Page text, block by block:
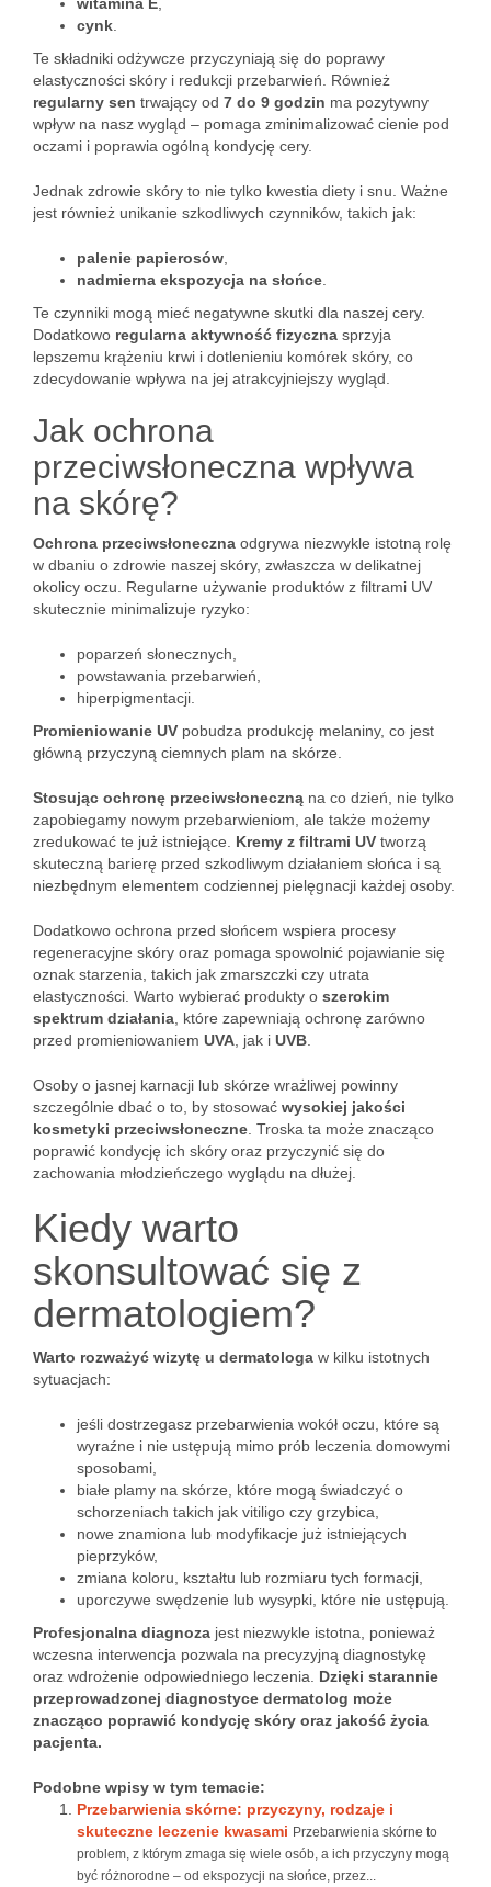
cynk
Te składniki odżywcze przyczyniają się do poprawy
elastyczności skóry i redukcji przebarwień. Również
regularny sen trwający od 7 do 9 godzin ma pozytywny
wpływ na nasz wygląd – pomaga zminimalizować cienie pod
oczami i poprawia ogólną kondycję cery.
Jednak zdrowie skóry to nie tylko kwestia diety i snu. Ważne
jest również unikanie szkodliwych czynników, takich jak:
palenie papierosów
nadmierna ekspozycja na słońce
Te czynniki mogą mieć negatywne skutki dla naszej cery.
Dodatkowo regularna aktywność fizyczna sprzyja
lepszemu krążeniu krwi i dotlenieniu komórek skóry, co
zdecydowanie wpływa na jej atrakcyjniejszy wygląd.
Jak ochrona
przeciwsłoneczna wpływa
na skórę?
Ochrona przeciwsłoneczna odgrywa niezwykle istotną rolę
w dbaniu o zdrowie naszej skóry, zwłaszcza w delikatnej
okolicy oczu. Regularne używanie produktów z filtrami UV
skutecznie minimalizuje ryzyko:
poparzeń słonecznych,
powstawania przebarwień,
hiperpigmentacji.
Promieniowanie UV pobudza produkcję melaniny, co jest
główną przyczyną ciemnych plam na skórze.
Stosując ochronę przeciwsłoneczną na co dzień, nie tylko
zapobiegamy nowym przebarwieniom, ale także możemy
zredukować te już istniejące. Kremy z filtrami UV tworzą
skuteczną barierę przed szkodliwym działaniem słońca i są
niezbędnym elementem codziennej pielęgnacji każdej osoby.
Dodatkowo ochrona przed słońcem wspiera procesy
regeneracyjne skóry oraz pomaga spowolnić pojawianie się
oznak starzenia, takich jak zmarszczki czy utrata
elastyczności. Warto wybierać produkty o szerokim
spektrum działania , które zapewniają ochronę zarówno
przed promieniowaniem UVA , jak i UVB
Osoby o jasnej karnacji lub skórze wrażliwej powinny
szczególnie dbać o to, by stosować wysokiej jakości
kosmetyki przeciwsłoneczne . Troska ta może znacząco
poprawić kondycję ich skóry oraz przyczynić się do
zachowania młodzieńczego wyglądu na dłużej.
Kiedy warto
skonsultować się z
dermatologiem?
Warto rozważyć wizytę u dermatologa w kilku istotnych
sytuacjach:
jeśli dostrzegasz przebarwienia wokół oczu, które są
wyraźne i nie ustępują mimo prób leczenia domowymi
sposobami,
białe plamy na skórze, które mogą świadczyć o
schorzeniach takich jak vitiligo czy grzybica,
nowe znamiona lub modyfikacje już istniejących
pieprzyków,
zmiana koloru, kształtu lub rozmiaru tych formacji,
uporczywe swędzenie lub wysypki, które nie ustępują.
Profesjonalna diagnoza jest niezwykle istotna, ponieważ
wczesna interwencja pozwala na precyzyjną diagnostykę
oraz wdrożenie odpowiedniego leczenia. Dzięki starannie
przeprowadzonej diagnostyce dermatolog może
znacząco poprawić kondycję skóry oraz jakość życia
pacjenta.
Podobne wpisy w tym temacie:
Przebarwienia skórne: przyczyny, rodzaje i
skuteczne leczenie kwasami Przebarwienia skórne to
problem, z którym zmaga się wiele osób, a ich przyczyny mogą
być różnorodne – od ekspozycji na słońce, przez...